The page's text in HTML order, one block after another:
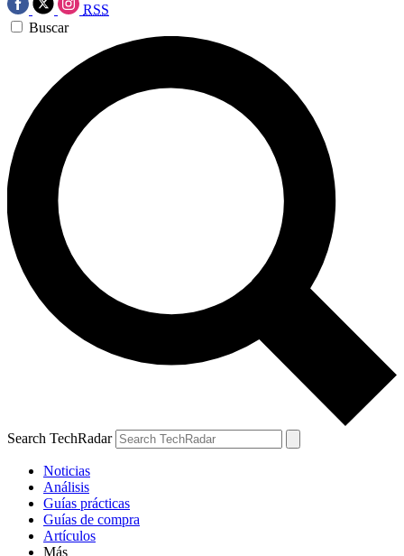
RSS
Buscar
Search TechRadar
Noticias
Análisis
Guías prácticas
Guías de compra
Artículos
Más